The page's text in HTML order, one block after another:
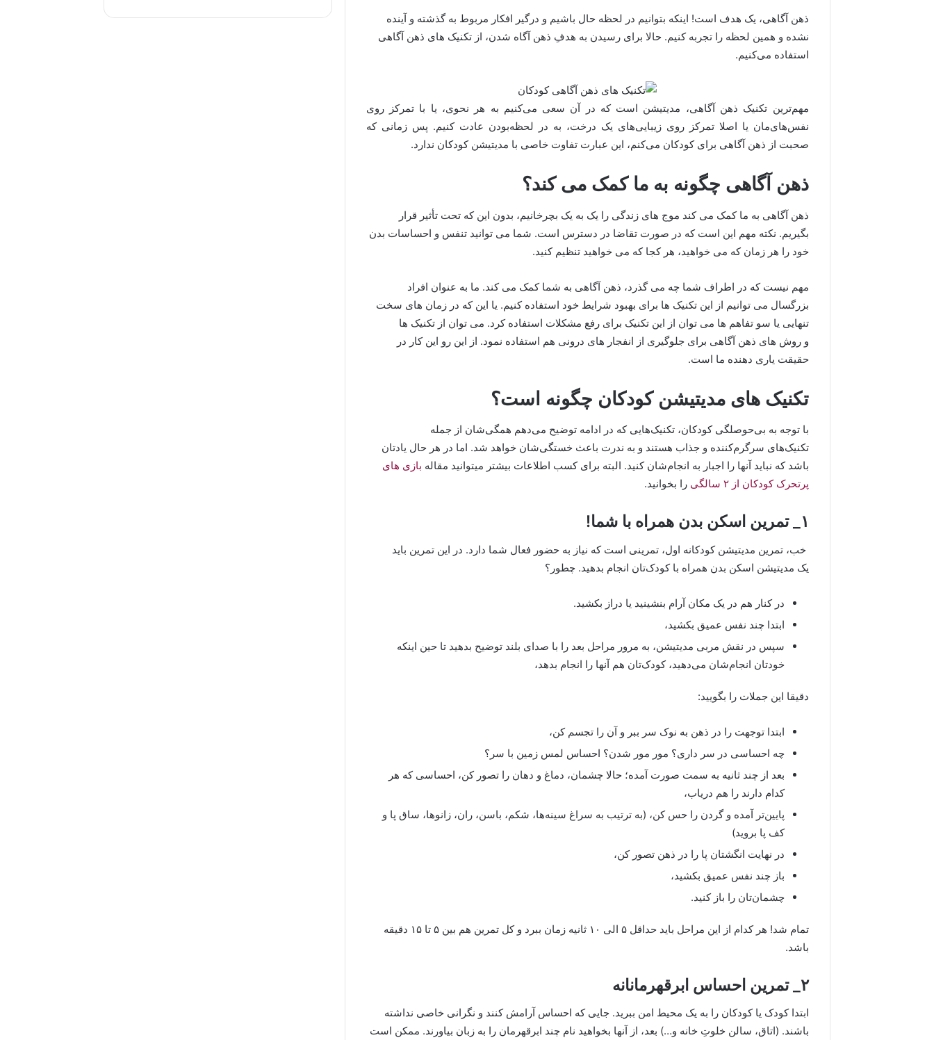
ذهن آگاهی، یک هدف است! اینکه بتوانیم در لحظه حال باشیم و درگیر افکار مربوط به گذشته و آینده
نشده و همین لحظه را تجربه کنیم. حالا برای رسیدن به هدفِ ذهن آگاه شدن، از تکنیک های ذهن آگاهی
استفاده می‌کنیم.
مهم‌ترین تکنیک ذهن آگاهی، مدیتیشن است که در آن سعی می‌کنیم به هر نحوی، یا با تمرکز روی
نفس‌های‌مان یا اصلا تمرکز روی زیبایی‌های یک درخت، به در لحظه‌بودن عادت کنیم. پس زمانی که
صحبت از ذهن آگاهی برای کودکان می‌کنم، این عبارت تفاوت خاصی با مدیتیشن کودکان ندارد.
ذهن آگاهی چگونه به ما کمک می کند؟
ذهن آگاهی به ما کمک می کند موج های زندگی را یک به یک بچرخانیم، بدون این که تحت تأثیر قرار
بگیریم. نکته مهم این است که در صورت تقاضا در دسترس است. شما می توانید تنفس و احساسات بدن
خود را هر زمان که می خواهید، هر کجا که می خواهید تنظیم کنید.
مهم نیست که در اطراف شما چه می گذرد، ذهن آگاهی به شما کمک می کند. ما به عنوان افراد
بزرگسال می توانیم از این تکنیک ها برای بهبود شرایط خود استفاده کنیم. یا این که در زمان های سخت
تنهایی یا سو تفاهم ها می توان از این تکنیک برای رفع مشکلات استفاده کرد. می توان از تکنیک ها
و روش های ذهن آگاهی برای جلوگیری از انفجار های درونی هم استفاده نمود. از این رو این کار در
حقیقت یاری دهنده ما است.
تکنیک های مدیتیشن کودکان چگونه است؟
با توجه به بی‌حوصلگی کودکان، تکنیک‌هایی که در ادامه توضیح می‌دهم همگی‌شان از جمله
تکنیک‌های سرگرم‌کننده و جذاب هستند و به ندرت باعث خستگی‌شان خواهد شد. اما در هر حال یادتان
باشد که نباید آنها را اجبار به انجام‌شان کنید. البته برای کسب اطلاعات بیشتر میتوانید مقاله بازی های
پرتحرک کودکان از ۲ سالگی
را بخوانید.
۱_ تمرین اسکن بدن همراه با شما!
خب، تمرین مدیتیشن کودکانه اول، تمرینی است که نیاز به حضور فعال شما دارد. در این تمرین باید
یک مدیتیشن اسکن بدن همراه با کودک‌تان انجام بدهید. چطور؟
در کنار هم در یک مکان آرام بنشینید یا دراز بکشید.
ابتدا چند نفس عمیق بکشید،
سپس در نقش مربی مدیتیشن، به مرور مراحل بعد را با صدای بلند توضیح بدهید تا حین اینکه
خودتان انجام‌شان می‌دهید، کودک‌تان هم آنها را انجام بدهد،
دقیقا این جملات را بگویید:
ابتدا توجهت را در ذهن به نوک سر ببر و آن را تجسم کن،
چه احساسی در سر داری؟ مور مور شدن؟ احساس لمس زمین با سر؟
بعد از چند ثانیه به سمت صورت آمده؛ حالا چشمان، دماغ و دهان را تصور کن، احساسی که هر
کدام دارند را هم دریاب،
پایین‌تر آمده و گردن را حس کن، (به ترتیب به سراغ سینه‌ها، شکم، باسن، ران، زانوها، ساق پا و
کف پا بروید)
در نهایت انگشتان پا را در ذهن تصور کن،
باز چند نفس عمیق بکشید،
چشمان‌تان را باز کنید.
تمام شد! هر کدام از این مراحل باید حداقل ۵ الی ۱۰ ثانیه زمان ببرد و کل تمرین هم بین ۵ تا ۱۵ دقیقه
باشد.
۲_ تمرین احساس ابرقهرمانانه
ابتدا کودک یا کودکان را به یک محیط امن ببرید. جایی که احساس آرامش کنند و نگرانی خاصی نداشته
باشند. (اتاق، سالن خلوتِ خانه و…) بعد، از آنها بخواهید نام چند ابرقهرمان را به زبان بیاورند. ممکن است